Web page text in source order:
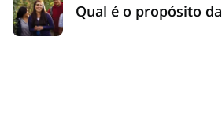
Qual é o propósito